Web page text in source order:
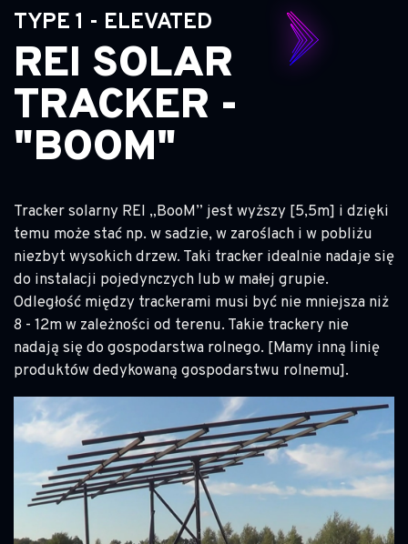
TYPE 1 - ELEVATED
REI SOLAR
TRACKER -
"BOOM"
Tracker solarny REI „BooM” jest wyższy [5,5m] i dzięki
temu może stać np. w sadzie, w zaroślach i w pobliżu
niezbyt wysokich drzew. Taki tracker idealnie nadaje się
do instalacji pojedynczych lub w małej grupie.
Odległość między trackerami musi być nie mniejsza niż
8 - 12m w zależności od terenu. Takie trackery nie
nadają się do gospodarstwa rolnego. [Mamy inną linię
produktów dedykowaną gospodarstwu rolnemu].